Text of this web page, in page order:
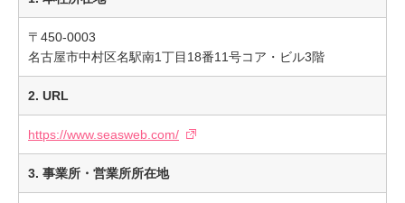
〒450-0003
名古屋市中村区名駅南1丁目18番11号コア・ビル3階
2. URL
https://www.seasweb.com/
3. 事業所・営業所所在地